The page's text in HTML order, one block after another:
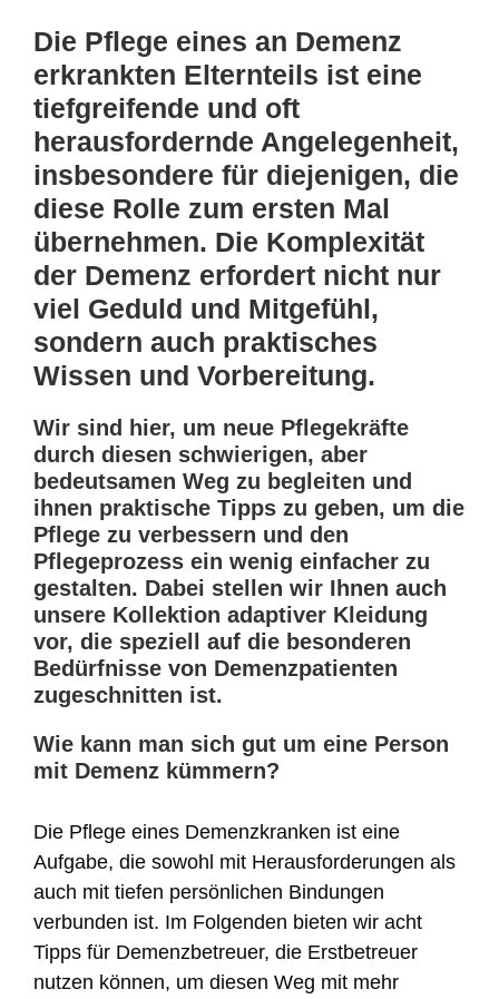
Die Pflege eines an Demenz
erkrankten Elternteils ist eine
tiefgreifende und oft
herausfordernde Angelegenheit,
insbesondere für diejenigen, die
diese Rolle zum ersten Mal
übernehmen. Die Komplexität
der Demenz erfordert nicht nur
viel Geduld und Mitgefühl,
sondern auch praktisches
Wissen und Vorbereitung.
Wir sind hier, um neue Pflegekräfte
durch diesen schwierigen, aber
bedeutsamen Weg zu begleiten und
ihnen praktische Tipps zu geben, um die
Pflege zu verbessern und den
Pflegeprozess ein wenig einfacher zu
gestalten. Dabei stellen wir Ihnen auch
unsere Kollektion adaptiver Kleidung
vor, die speziell auf die besonderen
Bedürfnisse von Demenzpatienten
zugeschnitten ist.
Wie kann man sich gut um eine Person
mit Demenz kümmern?
Die Pflege eines Demenzkranken ist eine
Aufgabe, die sowohl mit Herausforderungen als
auch mit tiefen persönlichen Bindungen
verbunden ist. Im Folgenden bieten wir acht
Tipps für Demenzbetreuer, die Erstbetreuer
nutzen können, um diesen Weg mit mehr